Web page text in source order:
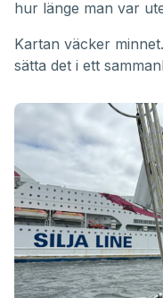
hur länge man var
Kartan väcker
sätta det i ett